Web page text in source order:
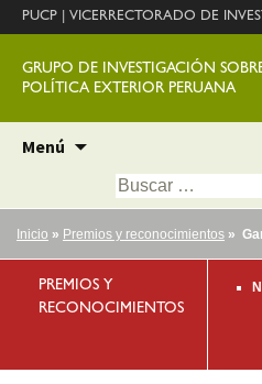
PUCP VICERRECTORADO DE
GRUPO DE INVESTIGACIÓN
POLÍTICA EXTERIOR PERUANA
Menú
contenido
Buscar:
Inicio » Premios y reconocimientos »
PREMIOS Y
RECONOCIMIENTOS